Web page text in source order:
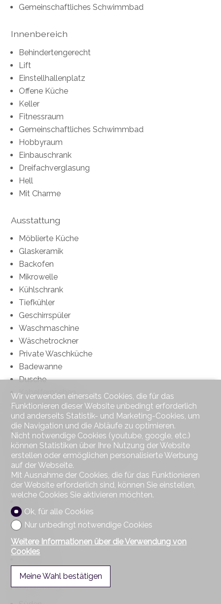
Gemeinschaftliches Schwimmbad
Innenbereich
Behindertengerecht
Lift
Einstellhallenplatz
Offene Küche
Keller
Fitnessraum
Gemeinschaftliches Schwimmbad
Hobbyraum
Einbauschrank
Dreifachverglasung
Hell
Mit Charme
Ausstattung
Möblierte Küche
Glaskeramik
Backofen
Mikrowelle
Kühlschrank
Tiefkühler
Geschirrspüler
Waschmaschine
Wäschetrockner
Private Waschküche
Badewanne
Dusche
Kabelfernsehen
Internetanschluss
Elektrische Rollläden
Gegensprechanlage
Hauswart
Kontrollierte Wohnungslüftung
Boden
Parkett
Zustand
Ausrichtung
Wir verwenden einerseits Cookies, die für das
Funktionieren dieser Website unbedingt erforderlich
und anderseits Statistik- und Marketing-Cookies, um
die Navigation und die Abläufe zu optimieren.
Nicht notwendige Cookies (youtube, google, etc.)
können Statistiken über Ihre Nutzung der Website
erstellen oder ermöglichen personalisierte Werbung
auf der Webseite.
Mit Ausnahme der Cookies, die für das Funktionieren
der Website erforderlich sind, können Sie einstellen,
welche Cookies Sie aktivieren möchten.
Ok, für alle Cookies
Nur unbedingt notwendige Cookies
Weitere Informationen über die Verwendung von
Cookies
Meine Wahl bestätigen